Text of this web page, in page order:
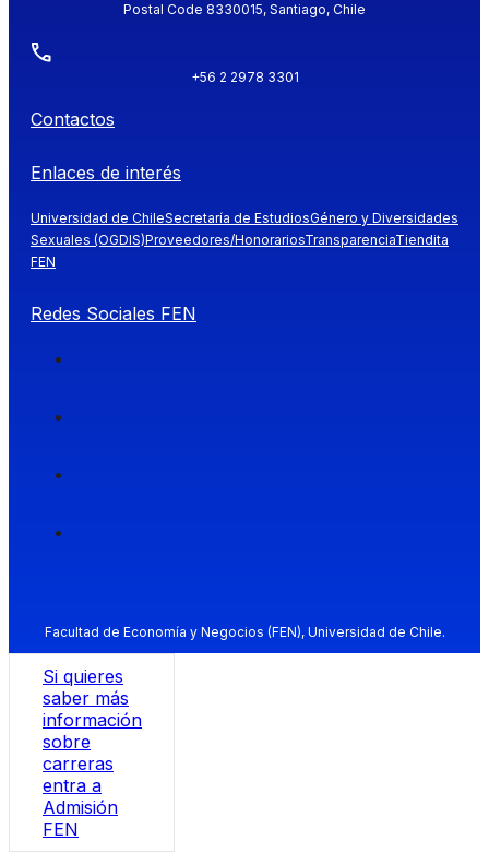
Postal Code 8330015, Santiago, Chile
+56 2 2978 3301
Contactos
Enlaces de interés
Universidad de ChileSecretaría de EstudiosGénero y Diversidades
Sexuales (OGDIS)Proveedores/HonorariosTransparenciaTiendita
FEN
Redes Sociales FEN
Facultad de Economía y Negocios (FEN), Universidad de Chile.
Si quieres
saber más
información
sobre
carreras
entra a
Admisión
FEN